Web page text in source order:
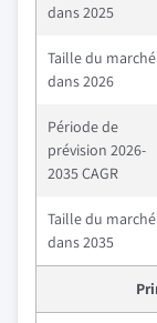
dans 2025
Taille du marché
dans 2026
Période de
prévision 2026-
2035 CAGR
Taille du marché
dans 2035